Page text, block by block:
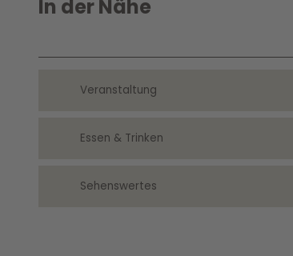
In der Nähe
Veranstaltung
Essen & Trinken
Sehenswertes